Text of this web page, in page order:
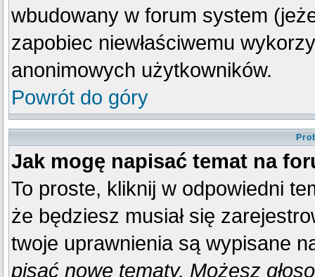
wbudowany w forum system
zapobiec niewłaściwemu
anonimowych użytkowników.
Powrót do góry
Jak mogę napisać temat na
To proste, kliknij w odpowiedni
że będziesz musiał się
twoje uprawnienia są wypisane
pisać nowe tematy, Możesz